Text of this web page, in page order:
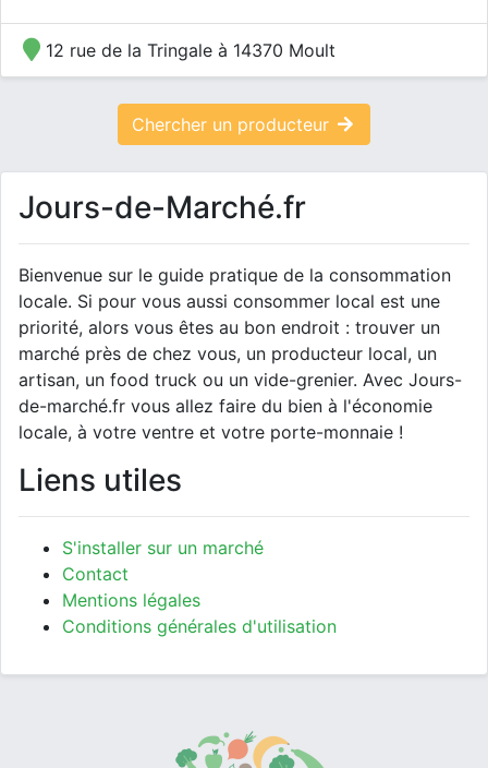
12 rue de la Tringale à 14370 Moult
Chercher un producteur
Jours-de-Marché.fr
Bienvenue sur le guide pratique de la consommation
locale. Si pour vous aussi consommer local est une
priorité, alors vous êtes au bon endroit : trouver un
marché près de chez vous, un producteur local, un
artisan, un food truck ou un vide-grenier. Avec Jours-
de-marché.fr vous allez faire du bien à l'économie
locale, à votre ventre et votre porte-monnaie !
Liens utiles
S'installer sur un marché
Contact
Mentions légales
Conditions générales d'utilisation